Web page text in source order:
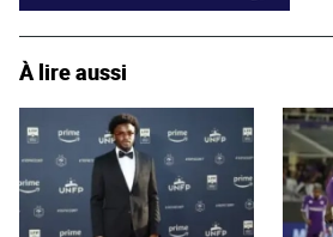
À lire aussi